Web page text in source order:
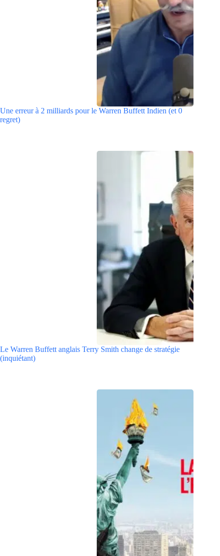
Une erreur à 2 milliards pour le Warren Buffett Indien (et 0
regret)
Le Warren Buffett anglais Terry Smith change de stratégie
(inquiétant)